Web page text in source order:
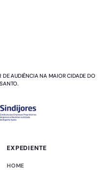
DE AUDIÊNCIA NA MAIOR CIDADE DO
EXPEDIENTE
HOME